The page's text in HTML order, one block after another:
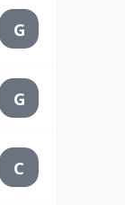
G
G
C